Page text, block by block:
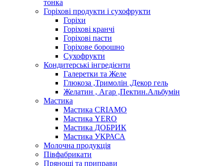
тонка
Горіхові продукти і сухофрукти
Горіхи
Горіхові кранчі
Горіхові пасти
Горіхове борошно
Сухофрукти
Кондитерські інгредієнти
Галеретки та Желе
Глюкоза ,Тримолін ,Декор гель
Желатин , Агар ,Пектин.Альбумін
Мастика
Мастика CRIAMO
Мастика YERO
Мастика ДОБРИК
Мастика УКРАСА
Молочна продукція
Півфабрикати
Прянощі та приправи